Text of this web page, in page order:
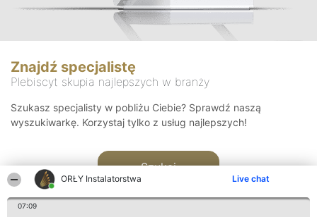
ORŁY Instalatorstwa Live chat
07:09
Znajdź specjalistę
Plebiscyt skupia najlepszych w branży
Szukasz specjalisty w pobliżu Ciebie? Sprawdź naszą
wyszukiwarkę. Korzystaj tylko z usług najlepszych!
Szukaj